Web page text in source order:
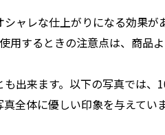
ャレな仕上がりになる効果が
するときの注意点は、商品
出来ます。以下の写真では
全体に優しい印象を与えていま